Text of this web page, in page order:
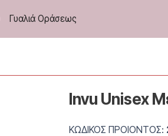
Γυαλιά Οράσεως
Invu Unisex
ΚΩΔΙΚΟΣ ΠΡΟΙΟΝΤΟΣ: